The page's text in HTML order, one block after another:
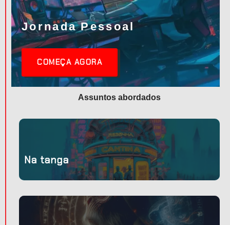
Jornada Pessoal
COMEÇA AGORA
Assuntos abordados
Na tanga